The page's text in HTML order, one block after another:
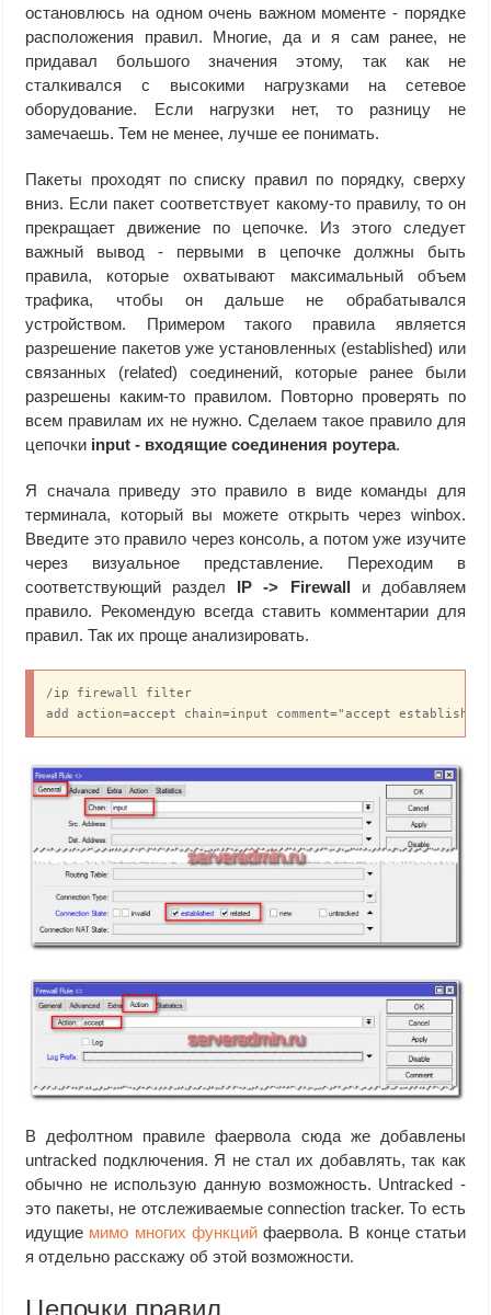
остановлюсь на одном очень важном моменте - порядке
расположения правил. Многие, да и я сам ранее, не
придавал большого значения этому, так как не
сталкивался с высокими нагрузками на сетевое
оборудование. Если нагрузки нет, то разницу не
замечаешь. Тем не менее, лучше ее понимать.
Пакеты проходят по списку правил по порядку, сверху
вниз. Если пакет соответствует какому-то правилу, то он
прекращает движение по цепочке. Из этого следует
важный вывод - первыми в цепочке должны быть
правила, которые охватывают максимальный объем
трафика, чтобы он дальше не обрабатывался
устройством. Примером такого правила является
разрешение пакетов уже установленных (established) или
связанных (related) соединений, которые ранее были
разрешены каким-то правилом. Повторно проверять по
всем правилам их не нужно. Сделаем такое правило для
цепочки input - входящие соединения роутера.
Я сначала приведу это правило в виде команды для
терминала, который вы можете открыть через winbox.
Введите это правило через консоль, а потом уже изучите
через визуальное представление. Переходим в
соответствующий раздел IP -> Firewall и добавляем
правило. Рекомендую всегда ставить комментарии для
правил. Так их проще анализировать.
/ip firewall filter
add action=accept chain=input comment="accept
В дефолтном правиле фаервола сюда же добавлены
untracked подключения. Я не стал их добавлять, так как
обычно не использую данную возможность. Untracked -
это пакеты, не отслеживаемые connection tracker. То есть
идущие мимо многих функцийфаервола. В конце статьи
я отдельно расскажу об этой возможности.